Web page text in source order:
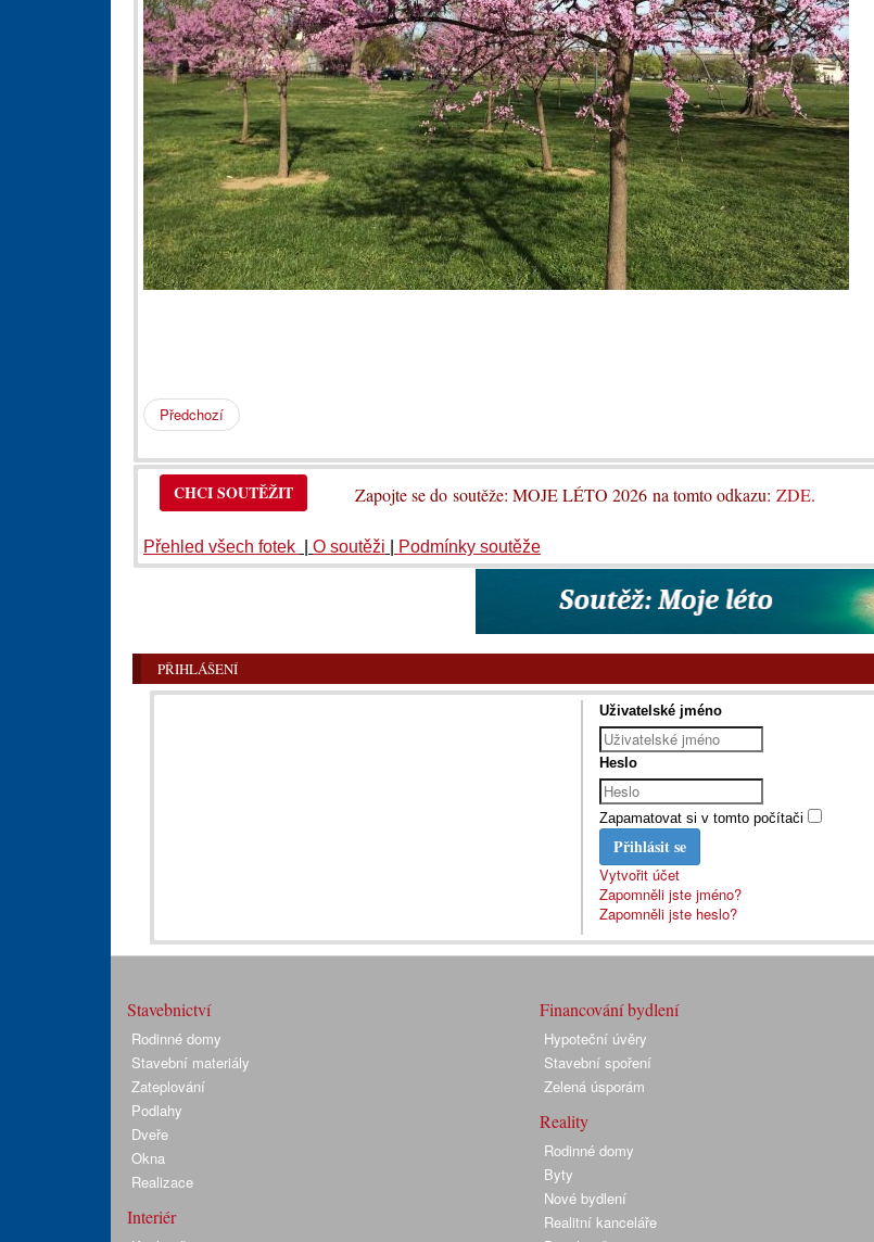
Předchozí
CHCI SOUTĚŽIT Zapojte se do soutěže: MOJE LÉTO 2026 na tomto odkazu: ZDE.
Přehled všech fotek O soutěži Podmínky soutěže
PŘIHLÁŠENÍ
Uživatelské jméno
Heslo
Zapamatovat si v tomto počítači
Přihlásit se
Vytvořit účet
Zapomněli jste jméno?
Zapomněli jste heslo?
Stavebnictví
Rodinné domy
Stavební materiály
Zateplování
Podlahy
Dveře
Okna
Realizace
Interiér
Financování bydlení
Hypoteční úvěry
Stavební spoření
Zelená úsporám
Reality
Rodinné domy
Byty
Nové bydlení
Realitní kanceláře